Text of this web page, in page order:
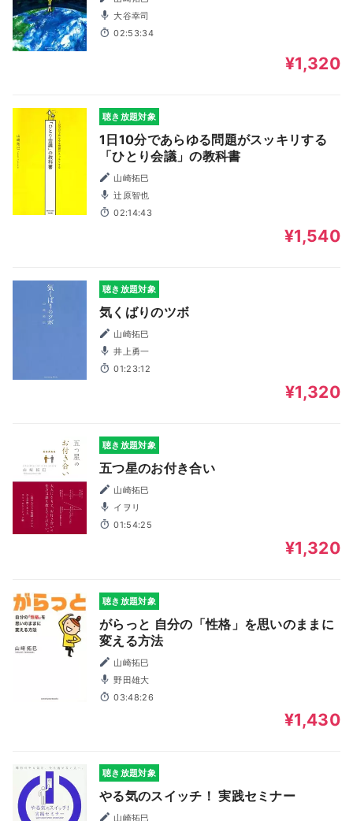
大谷幸司
02:53:34
¥1,320
聴き放題対象
1日10分であらゆる問題がスッキリする
「ひとり会議」の教科書
山崎拓巳
辻原智也
02:14:43
¥1,540
聴き放題対象
気くばりのツボ
山崎拓巳
井上勇一
01:23:12
¥1,320
聴き放題対象
五つ星のお付き合い
山崎拓巳
イヲリ
01:54:25
¥1,320
聴き放題対象
がらっと 自分の「性格」を思いのままに
変える方法
山崎拓巳
野田雄大
03:48:26
¥1,430
聴き放題対象
やる気のスイッチ！ 実践セミナー
山崎拓巳